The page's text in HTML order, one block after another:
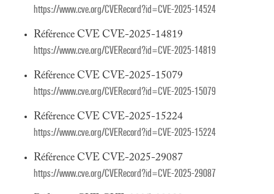
https://www.cve.org/CVERecord?id=CVE-2025-14524
Référence CVE CVE-2025-14819
https://www.cve.org/CVERecord?id=CVE-2025-14819
Référence CVE CVE-2025-15079
https://www.cve.org/CVERecord?id=CVE-2025-15079
Référence CVE CVE-2025-15224
https://www.cve.org/CVERecord?id=CVE-2025-15224
Référence CVE CVE-2025-29087
https://www.cve.org/CVERecord?id=CVE-2025-29087